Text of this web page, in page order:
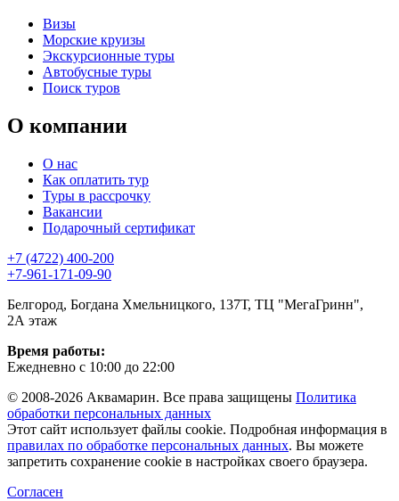
Визы
Морские круизы
Экскурсионные туры
Автобусные туры
Поиск туров
О компании
О нас
Как оплатить тур
Туры в рассрочку
Вакансии
Подарочный сертификат
+7 (4722) 400-200
+7-961-171-09-90
Белгород, Богдана Хмельницкого, 137Т, ТЦ "МегаГринн",
2А этаж
Время работы:
Ежедневно с 10:00 до 22:00
© 2008-2026 Аквамарин. Все права защищены Политика
обработки персональных данных
Этот сайт использует файлы cookie. Подробная информация в
правилах по обработке персональных данных. Вы можете
запретить сохранение cookie в настройках своего браузера.
Согласен